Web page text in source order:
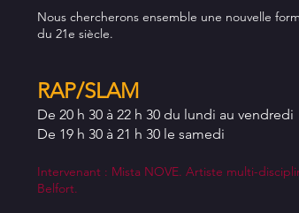
Nous chercherons ensemble une nouvelle
du 21e siècle.
RAP/SLAM
De 20 h 30 à 22 h 30 du lundi au vendredi
De 19 h 30 à 21 h 30 le samedi
Intervenant : Mista NOVE. Artiste multi-
Belfort.